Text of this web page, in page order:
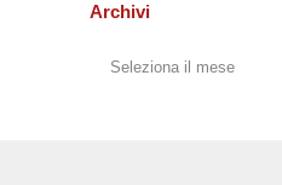
Archivi
Archivi